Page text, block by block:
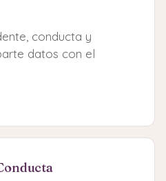
conducta y
datos con el